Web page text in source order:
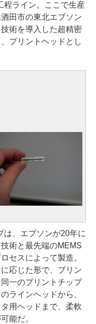
程ライン。ここで生産
田市の東北エプソン
術を導入した超精密
プリントヘッドとし
、エプソンが20年に
術と最先端のMEMS
セスによって製造。
応じた形で、プリン
一のプリントチップ
ラインヘッドから、
用ヘッドまで、柔軟
能だ。